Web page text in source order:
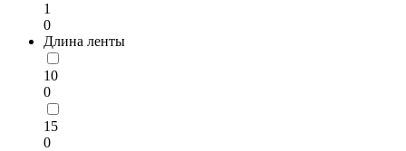
1
0
Длина ленты
10
0
15
0